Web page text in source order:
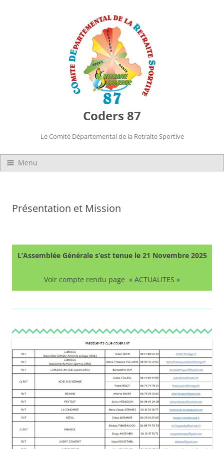
Coders 87
Le Comité Départemental de la Retraite Sportive
Menu
Organisation
Règlement Intérieur et Financier
Les Commissions
Agenda
ACTUALITES
Activités
CODERS
Bowling
Présentation et Mission
L’Assemblée Générale s’est tenue le 21 Novembre 2025
Voir compte rendu page « ACTUALITES »